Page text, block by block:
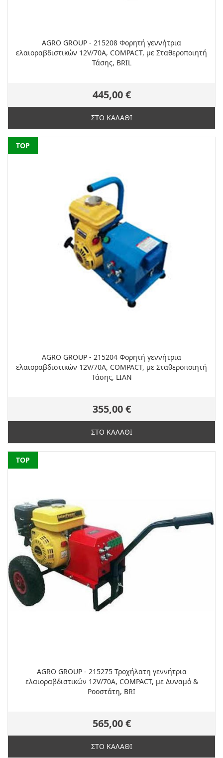
AGRO GROUP - 215208 Φορητή γεννήτρια
ελαιοραβδιστικών 12V/70A, COMPACT, με Σταθεροποιητή
Τάσης, BRIL
445,00 €
ΣΤΟ ΚΑΛΑΘΙ
NEW
TOP
AGRO GROUP - 215204 Φορητή γεννήτρια
ελαιοραβδιστικών 12V/70A, COMPACT, με Σταθεροποιητή
Τάσης, LIAN
355,00 €
ΣΤΟ ΚΑΛΑΘΙ
NEW
TOP
AGRO GROUP - 215275 Τροχήλατη γεννήτρια
ελαιοραβδιστικών 12V/70A, COMPACT, με Δυναμό &
Ροοστάτη, BRI
565,00 €
ΣΤΟ ΚΑΛΑΘΙ